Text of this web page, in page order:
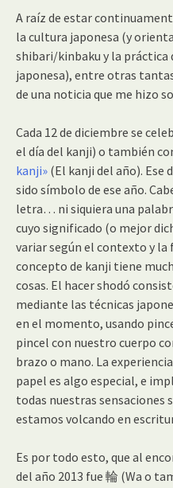
A raíz de estar
la cultura japonesa (y
shibari/kinbaku y la
japonesa), entre otras
de una noticia que me hizo
Cada 12 de diciembre se
el día del kanji) o también
kanji» (El kanji del año). Ese
sido símbolo de ese año.
letra… ni siquiera una
cuyo significado (o mejor
variar según el contexto y
concepto de kanji tiene
cosas. El hacer shodó
mediante las técnicas
en el momento, usando
pincel con nuestro cuerpo
brazo o mano. La
papel es algo especial, e
todas nuestras sensaciones
estamos volcando en
Es por todo esto, que al
del año 2013 fue 輪 (Wa o